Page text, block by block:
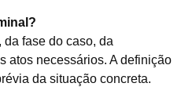
fase do caso, da
atos necessários. A definição
da situação concreta.